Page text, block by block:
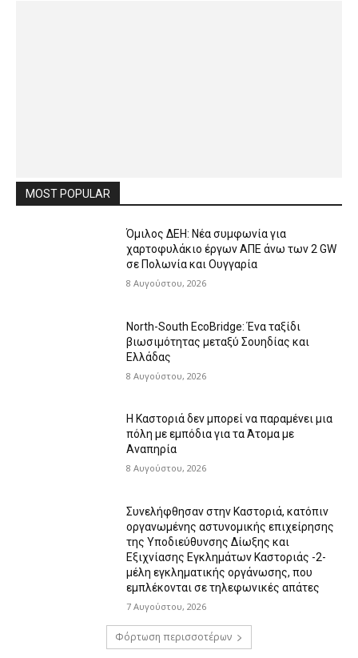
MOST POPULAR
Όμιλος ΔΕΗ: Νέα συμφωνία για
χαρτοφυλάκιο έργων ΑΠΕ άνω των 2 GW
σε Πολωνία και Ουγγαρία
8 Αυγούστου, 2026
North-South EcoBridge: Ένα ταξίδι
βιωσιμότητας μεταξύ Σουηδίας και
Ελλάδας
8 Αυγούστου, 2026
Η Καστοριά δεν μπορεί να παραμένει μια
πόλη με εμπόδια για τα Άτομα με
Αναπηρία
8 Αυγούστου, 2026
Συνελήφθησαν στην Καστοριά, κατόπιν
οργανωμένης αστυνομικής επιχείρησης
της Υποδιεύθυνσης Δίωξης και
Εξιχνίασης Εγκλημάτων Καστοριάς -2-
μέλη εγκληματικής οργάνωσης, που
εμπλέκονται σε τηλεφωνικές απάτες
7 Αυγούστου, 2026
Φόρτωση περισσοτέρων